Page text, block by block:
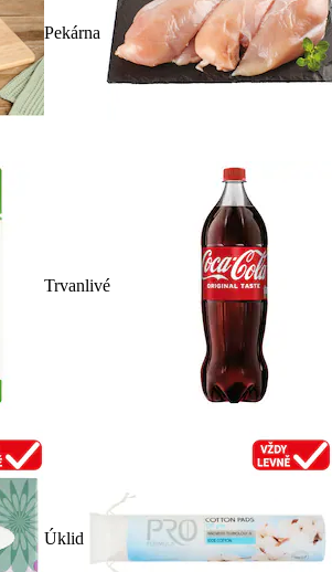
Pekárna
Trvanlivé
Úklid